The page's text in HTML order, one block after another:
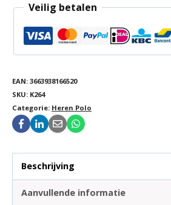
Veilig betalen
EAN: 3663938166520
SKU: K264
Categorie: Heren Polo
Beschrijving
Aanvullende informatie